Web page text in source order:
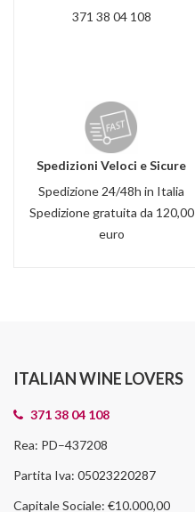
371 38 04 108
Spedizioni Veloci e Sicure
Spedizione 24/48h in Italia
Spedizione gratuita da 120,00
euro
ITALIAN WINE LOVERS
371 38 04 108
Rea: PD–437208
Partita Iva: 05023220287
Capitale Sociale: €10.000,00